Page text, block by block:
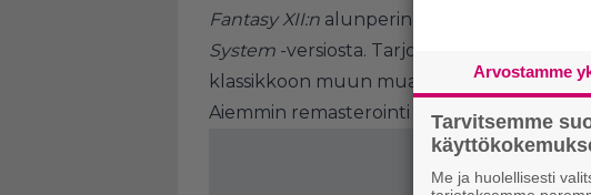
Fantasy XII:n alunperin vain Japanissa
System -versiosta. Tarjolla on siis muun
klassikkoon muun muassa pikakelauksen
Aiemmin remasterointi on nähty PS4:llä ja
Arvostamme
Tarvitsemme
Me ja huolellisesti